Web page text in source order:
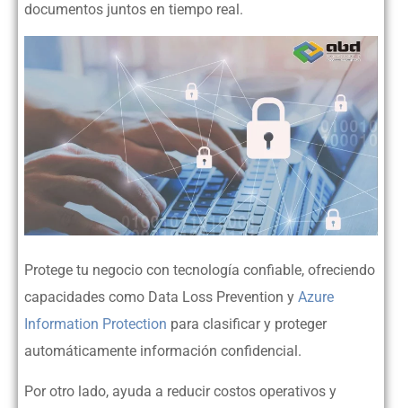
documentos juntos en tiempo real.
Protege tu negocio con tecnología confiable, ofreciendo
capacidades como Data Loss Prevention y Azure
Information Protection para clasificar y proteger
automáticamente información confidencial.
Por otro lado, ayuda a reducir costos operativos y